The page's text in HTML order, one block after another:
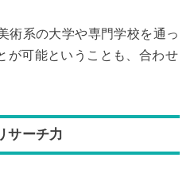
術系の大学や専門学校を通っ
が可能ということも、合わせ
サーチ力